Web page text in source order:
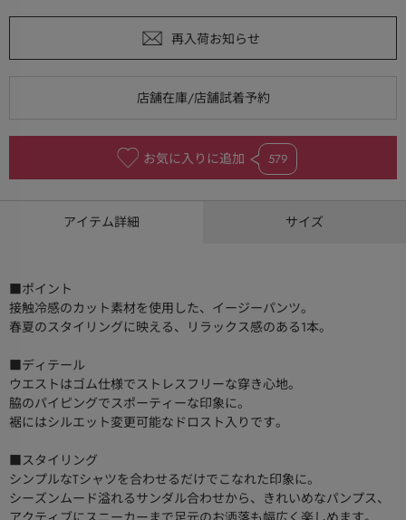
お気に入りに追加 579
アイテム詳細 サイズ
■ポイント
接触冷感のカット素材を使用した、イージーパンツ。
春夏のスタイリングに映える、リラックス感のある1本。
■ディテール
ウエストはゴム仕様でストレスフリーな穿き心地。
脇のパイピングでスポーティーな印象に。
裾にはシルエット変更可能なドロスト入りです。
■スタイリング
シンプルなTシャツを合わせるだけでこなれた印象に。
シーズンムード溢れるサンダル合わせから、きれいめなパンプス、